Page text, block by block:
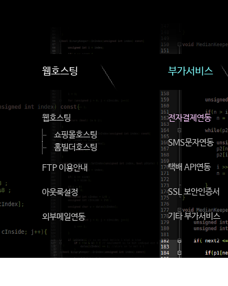
웹호스팅
웹호스팅
쇼핑몰호스팅
홈빌더호스팅
FTP 이용안내
아웃룩설정
외부메일연동
부가서비스
전자결제연동
SMS문자연동
택배 API연동
SSL 보안인증서
기타 부가서비스